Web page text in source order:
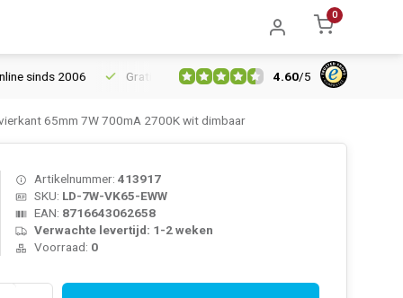
0
2006 Gratis verzending vanaf € 150 5% extra korting
4.60/5
65mm 7W 700mA 2700K wit dimbaar
Artikelnummer: 413917
SKU: LD-7W-VK65-EWW
EAN: 8716643062658
Verwachte levertijd: 1-2 weken
Voorraad: 0